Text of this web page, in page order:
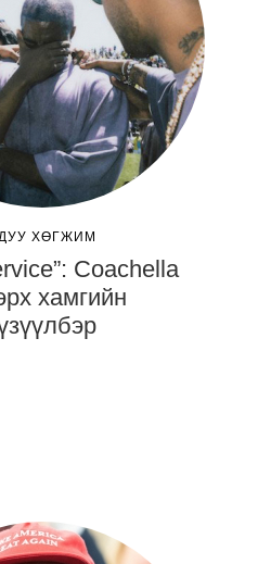
ХӨГЖИМ
Coachella
хамгийн